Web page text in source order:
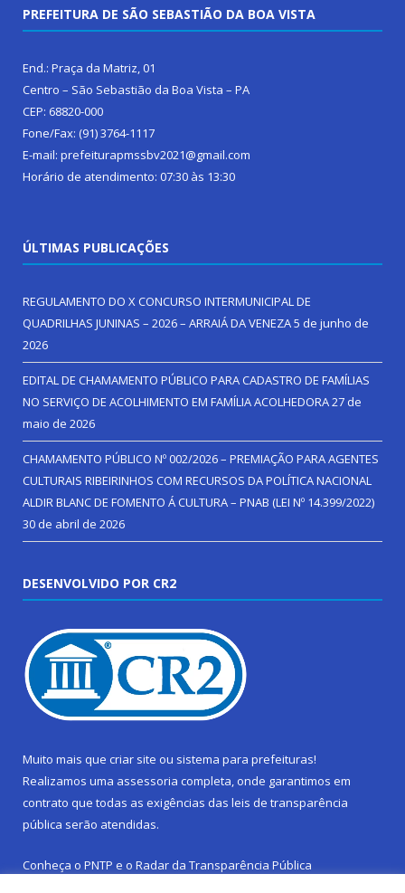
PREFEITURA DE SÃO SEBASTIÃO DA BOA VISTA
End.: Praça da Matriz, 01
Centro – São Sebastião da Boa Vista – PA
CEP: 68820-000
Fone/Fax: (91) 3764-1117
E-mail: prefeiturapmssbv2021@gmail.com
Horário de atendimento: 07:30 às 13:30
ÚLTIMAS PUBLICAÇÕES
REGULAMENTO DO X CONCURSO INTERMUNICIPAL DE
QUADRILHAS JUNINAS – 2026 – ARRAIÁ DA VENEZA5 de junho de
2026
EDITAL DE CHAMAMENTO PÚBLICO PARA CADASTRO DE FAMÍLIAS
NO SERVIÇO DE ACOLHIMENTO EM FAMÍLIA ACOLHEDORA27 de
maio de 2026
CHAMAMENTO PÚBLICO Nº 002/2026 – PREMIAÇÃO PARA AGENTES
CULTURAIS RIBEIRINHOS COM RECURSOS DA POLÍTICA NACIONAL
ALDIR BLANC DE FOMENTO Á CULTURA – PNAB (LEI Nº 14.399/2022)
30 de abril de 2026
DESENVOLVIDO POR CR2
Muito mais que criar site ou sistema para prefeituras!
Realizamos uma assessoria completa, onde garantimos em
contrato que todas as exigências das leis de transparência
pública serão atendidas.
Conheça o PNTP e o Radar da Transparência Pública